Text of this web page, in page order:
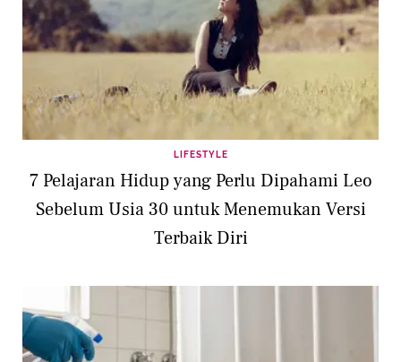
LIFESTYLE
7 Pelajaran Hidup yang Perlu Dipahami Leo
Sebelum Usia 30 untuk Menemukan Versi
Terbaik Diri